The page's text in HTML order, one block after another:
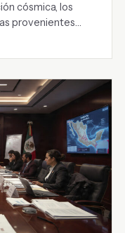
cósmica, los
provenientes…